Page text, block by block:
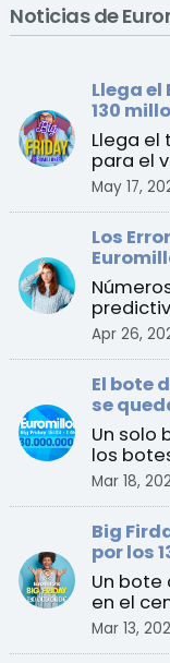
Noticias de
Llega el
130
Llega el
para el
para el
May 17,
Los
Apr 26,
El bote
se
Un solo
los
España
Mar 18,
Big
por los
este
Un bote
en el
Mar 13,